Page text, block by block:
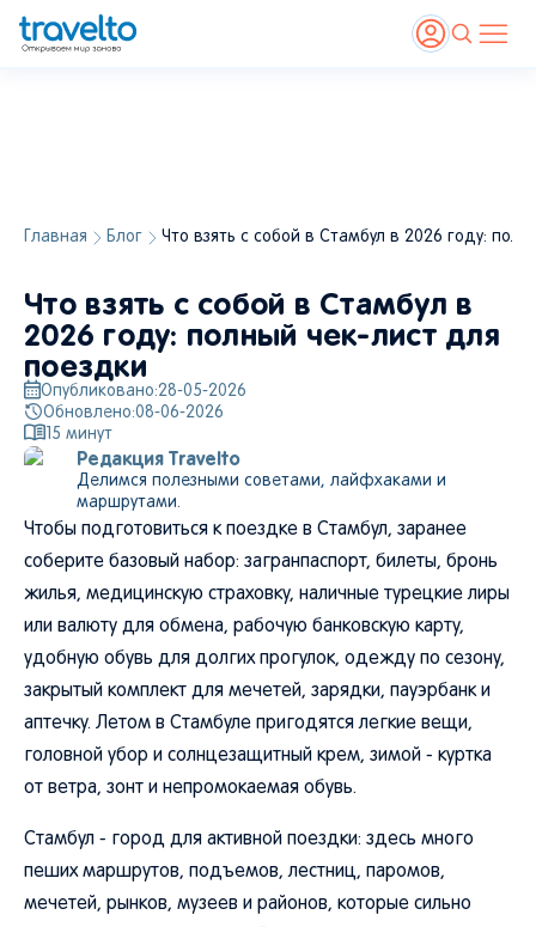
Главная Блог Что взять с собой в Стамбул в 2026 году:
Что взять с собой в Стамбул в
2026 году: полный чек-лист для
поездки
Опубликовано:28-05-2026
Обновлено:08-06-2026
15 минут
Редакция Travelto
Делимся полезными советами, лайфхаками и
маршрутами.
Чтобы подготовиться к поездке в Стамбул, заранее
соберите базовый набор: загранпаспорт, билеты, бронь
жилья, медицинскую страховку, наличные турецкие лиры
или валюту для обмена, рабочую банковскую карту,
удобную обувь для долгих прогулок, одежду по сезону,
закрытый комплект для мечетей, зарядки, пауэрбанк и
аптечку. Летом в Стамбуле пригодятся легкие вещи,
головной убор и солнцезащитный крем, зимой - куртка
от ветра, зонт и непромокаемая обувь.
Стамбул - город для активной поездки: здесь много
пеших маршрутов, подъемов, лестниц, паромов,
мечетей, рынков, музеев и районов, которые сильно